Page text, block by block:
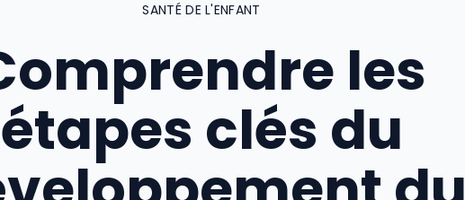
SANTÉ DE L'ENFANT
les
étapes clés du